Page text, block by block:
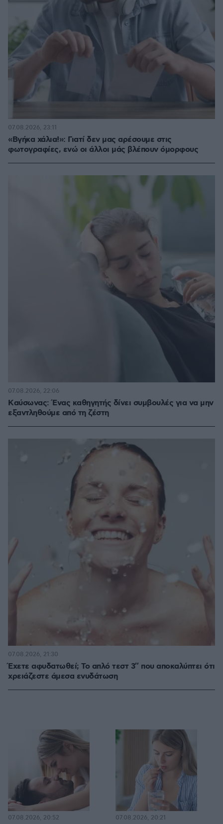
«Βγήκα χάλια!»: Γιατί δεν μας αρέσουμε στις
φωτογραφίες, ενώ οι άλλοι μάς βλέπουν όμορφους
07.08.2026, 23:11
Kαύσωνας: Ένας καθηγητής δίνει συμβουλές για να μην
εξαντληθούμε από τη ζέστη
07.08.2026, 22:06
Έχετε αφυδατωθεί; Το απλό τεστ 3″ που αποκαλύπτει ότι
χρειάζεστε άμεσα ενυδάτωση
07.08.2026, 21:30
07.08.2026, 20:52 07.08.2026, 20:21